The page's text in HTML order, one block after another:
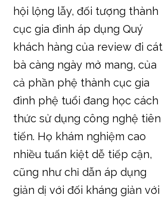
hội lộng lẫy, đối tượng thành
cục gia đình áp dụng Quý
khách hàng của review đi cát
bà càng ngày mở mang, của
cả phần phệ thành cục gia
đình phệ tuổi đang học cách
thức sử dụng công nghệ tiên
tiến. Họ khám nghiệm cao
nhiều tuấn kiệt dễ tiếp cận,
cũng như chỉ dẫn áp dụng
giản dị với đối kháng giản với